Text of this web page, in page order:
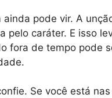
ainda pode vir. A
pelo caráter. E isso
fora de tempo pode
Se você está